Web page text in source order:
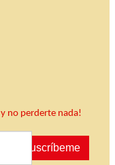
y no perderte nada!
Suscríbeme